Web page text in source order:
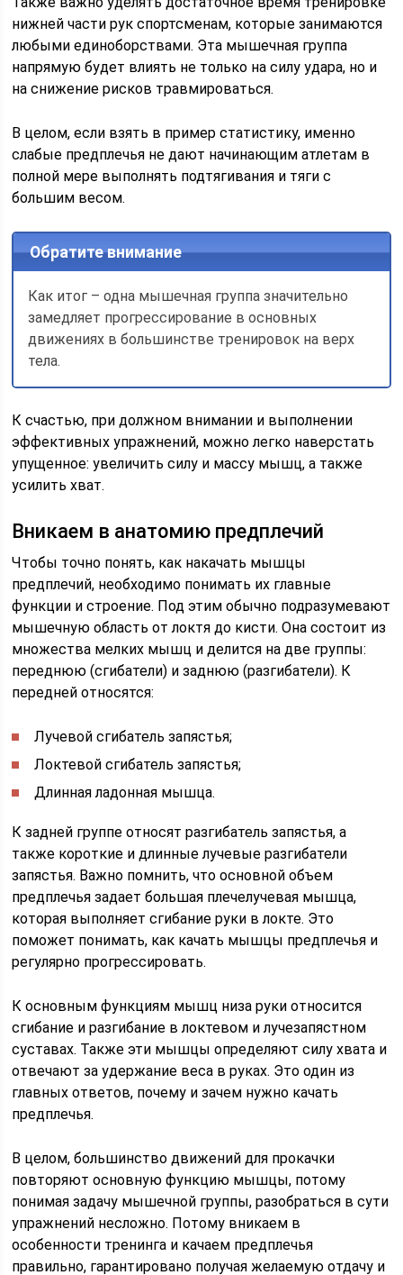
нижней части рук спортсменам, которые занимаются
любыми единоборствами. Эта мышечная группа
напрямую будет влиять не только на силу удара, но и
на снижение рисков травмироваться.
В целом, если взять в пример статистику, именно
слабые предплечья не дают начинающим атлетам в
полной мере выполнять подтягивания и тяги с
большим весом.
Обратите внимание
Как итог – одна мышечная группа значительно
замедляет прогрессирование в основных
движениях в большинстве тренировок на верх
тела.
К счастью, при должном внимании и выполнении
эффективных упражнений, можно легко наверстать
упущенное: увеличить силу и массу мышц, а также
усилить хват.
Вникаем в анатомию предплечий
Чтобы точно понять, как накачать мышцы
предплечий, необходимо понимать их главные
функции и строение. Под этим обычно подразумевают
мышечную область от локтя до кисти. Она состоит из
множества мелких мышц и делится на две группы:
переднюю (сгибатели) и заднюю (разгибатели). К
передней относятся:
Лучевой сгибатель запястья;
Локтевой сгибатель запястья;
Длинная ладонная мышца.
К задней группе относят разгибатель запястья, а
также короткие и длинные лучевые разгибатели
запястья. Важно помнить, что основной объем
предплечья задает большая плечелучевая мышца,
которая выполняет сгибание руки в локте. Это
поможет понимать, как качать мышцы предплечья и
регулярно прогрессировать.
К основным функциям мышц низа руки относится
сгибание и разгибание в локтевом и лучезапястном
суставах. Также эти мышцы определяют силу хвата и
отвечают за удержание веса в руках. Это один из
главных ответов, почему и зачем нужно качать
предплечья.
В целом, большинство движений для прокачки
повторяют основную функцию мышцы, потому
понимая задачу мышечной группы, разобраться в сути
упражнений несложно. Потому вникаем в
особенности тренинга и качаем предплечья
правильно, гарантировано получая желаемую отдачу и